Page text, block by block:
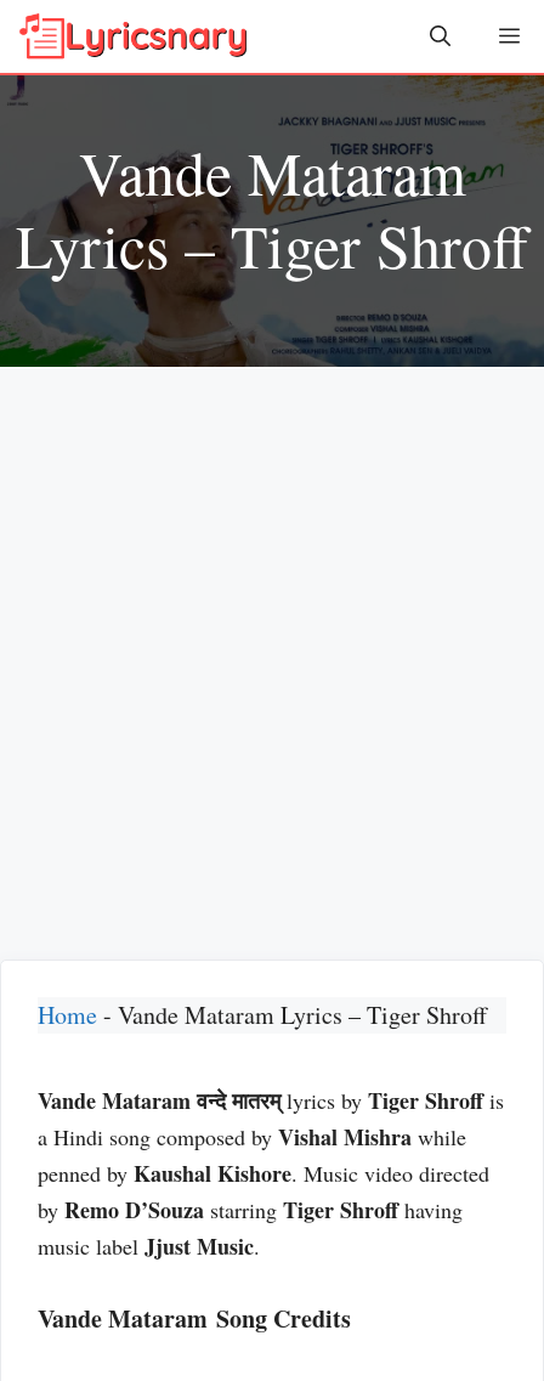
Skip
content
Vande Mataram
Lyrics – Tiger Shroff
Home- Vande Mataram Lyrics – Tiger Shroff
Vande Mataram वन्दे मातरम्lyrics by Tiger Shroffis
a Hindi song composed by Vishal Mishra while
penned by Kaushal Kishore. Music video directed
by Remo D’Souza starring Tiger Shroffhaving
music label Jjust Music.
Vande Mataram Song Credits